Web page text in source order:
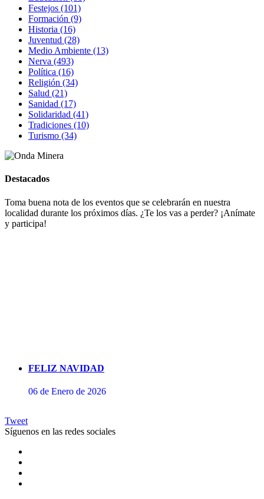
Festejos (101)
Formación (9)
Historia (16)
Juventud (28)
Medio Ambiente (13)
Nerva (493)
Política (16)
Religión (34)
Salud (21)
Sanidad (17)
Solidaridad (41)
Tradiciones (10)
Turismo (34)
Destacados
Toma buena nota de los eventos que se celebrarán en nuestra
localidad durante los próximos días. ¿Te los vas a perder? ¡Anímate
y participa!
FELIZ NAVIDAD
06 de Enero de 2026
Tweet
Síguenos en las redes sociales